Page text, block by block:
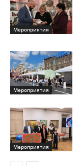
Мероприятия
Мероприятия
Мероприятия